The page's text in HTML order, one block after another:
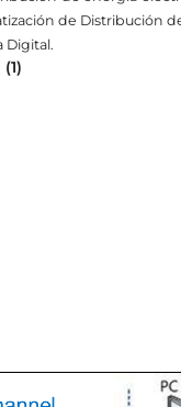
de Distribución
Digital.